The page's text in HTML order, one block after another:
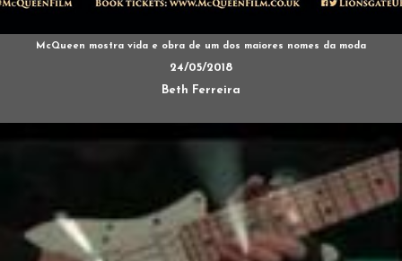
McQueen mostra vida e obra de um dos maiores nomes da moda
24/05/2018
Beth Ferreira